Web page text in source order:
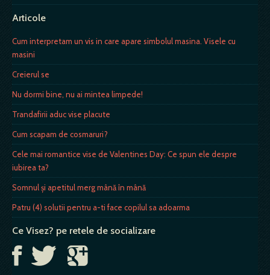
Articole
Cum interpretam un vis in care apare simbolul masina. Visele cu
masini
Creierul se
Nu dormi bine, nu ai mintea limpede!
Trandafirii aduc vise placute
Cum scapam de cosmaruri?
Cele mai romantice vise de Valentines Day: Ce spun ele despre
iubirea ta?
Somnul şi apetitul merg mână în mână
Patru (4) solutii pentru a-ti face copilul sa adoarma
Ce Visez? pe retele de socializare